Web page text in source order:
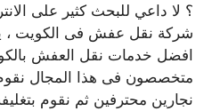
؟ لا داعي للبحث كثير على
شركة نقل عفش فى الكويت ،
افضل خدمات نقل العفش
متخصصون فى هذا المجال
نجارين محترفين ثم نقوم